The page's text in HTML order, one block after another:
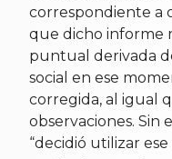
correspondiente a
que dicho informe
puntual derivada
social en ese
corregida, al igual
observaciones. Sin
“decidió utilizar